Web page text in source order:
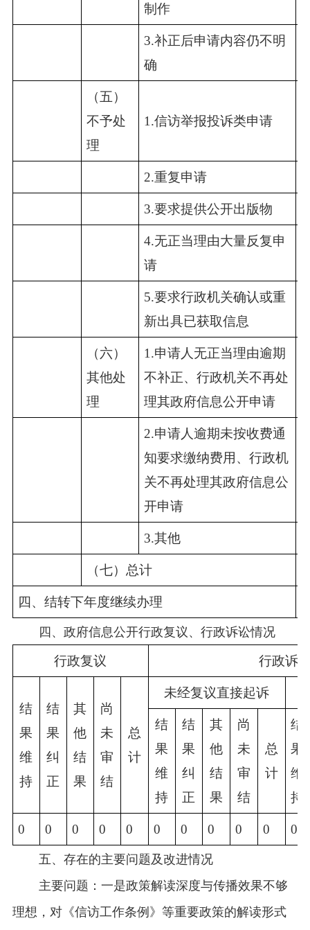
制作
3.补正后申请内容仍不明
确
（五）
不予处
理
1.信访举报投诉类申请
2.重复申请
3.要求提供公开出版物
4.无正当理由大量反复申
请
5.要求行政机关确认或重
新出具已获取信息
（六）
其他处
理
1.申请人无正当理由逾期
不补正、行政机关不再处
理其政府信息公开申请
2.申请人逾期未按收费通
知要求缴纳费用、行政机
关不再处理其政府信息公
开申请
3.其他
（七）总计
四、结转下年度继续办理
四、政府信息公开行政复议、行政诉讼情况
行政复议 行政诉
结
果
维
持
结
果
纠
正
其
他
结
果
尚
未
审
结
总
计
未经复议直接起诉
结
果
维
持
结
果
纠
正
其
他
结
果
尚
未
审
结
总
计
结
果
维
持
0 0 0 0 0 0 0 0 0 0 0
五、存在的主要问题及改进情况
主要问题：一是政策解读深度与传播效果不够
理想，对《信访工作条例》等重要政策的解读形式